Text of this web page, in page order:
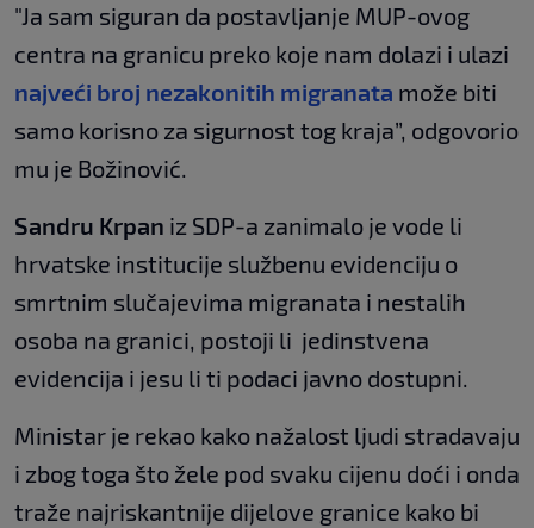
"Ja sam siguran da postavljanje MUP-ovog
centra na granicu preko koje nam dolazi i ulazi
najveći broj nezakonitih migranata može biti
samo korisno za sigurnost tog kraja”, odgovorio
mu je Božinović.
Sandru Krpan iz SDP-a zanimalo je vode li
hrvatske institucije službenu evidenciju o
smrtnim slučajevima migranata i nestalih
osoba na granici, postoji li jedinstvena
evidencija i jesu li ti podaci javno dostupni.
Ministar je rekao kako nažalost ljudi stradavaju
i zbog toga što žele pod svaku cijenu doći i onda
traže najriskantnije dijelove granice kako bi